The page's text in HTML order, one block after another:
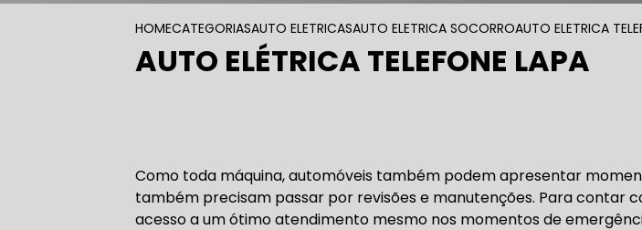
AUTO ELÉTRICA MAIS PRÓXIMO AUTO
AUTO ELÉTRICO TROCA DE BATERIA
HOMECATEGORIASAUTO ELETRICASAUTO ELETRICA SOCORROAUTO ELETRICA
AUTO ELÉTRICA TELEFONE LAPA
Como toda máquina, automóveis também podem apresentar
também precisam passar por revisões e manutenções. Para contar
acesso a um ótimo atendimento mesmo nos momentos de